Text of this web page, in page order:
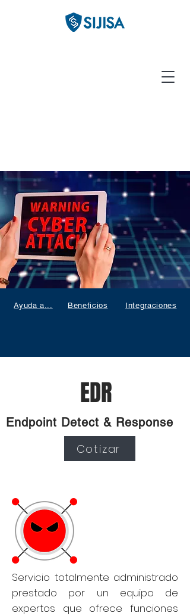
Ayuda a... Beneficios Integraciones
EDR
Endpoint Detect & Response
Cotizar
Servicio totalmente administrado
prestado por un equipo de
expertos que ofrece funciones